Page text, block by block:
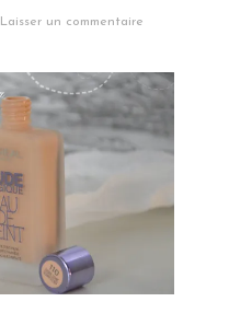
Laisser un commentaire